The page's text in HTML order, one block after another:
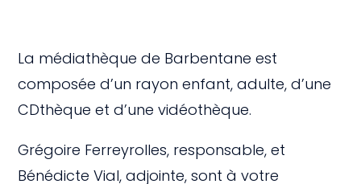
La médiathèque de Barbentane est
composée d’un rayon enfant, adulte, d’une
CDthèque et d’une vidéothèque.
Grégoire Ferreyrolles, responsable, et
Bénédicte Vial, adjointe, sont à votre